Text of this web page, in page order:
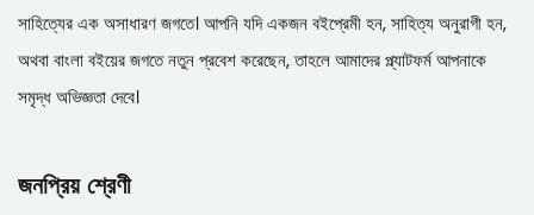
সাহিত্যের এক অসাধারণ জগতে। আপনি যদি একজন বইপ্রেমী হন, সাহিত্য অনুরাগী হন,
অথবা বাংলা বইয়ের জগতে নতুন প্রবেশ করেছেন, তাহলে আমাদের প্ল্যাটফর্ম আপনাকে
সমৃদ্ধ অভিজ্ঞতা দেবে।
জনপ্রিয় শ্রেণী